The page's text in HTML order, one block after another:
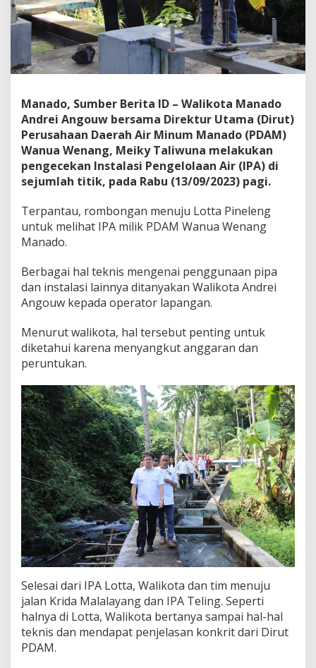
t
a
d
D
r
u
t
P
D
A
M
C
k
I
i
L
o
a
,
i
d
a
d
a
n
T
e
l
i
n
g
Manado, Sumber Berita ID – Walikota Manado
Andrei Angouw bersama Direktur Utama (Dirut)
Perusahaan Daerah Air Minum Manado (PDAM)
Wanua Wenang, Meiky Taliwuna melakukan
pengecekan Instalasi Pengelolaan Air (IPA) di
sejumlah titik, pada Rabu (13/09/2023) pagi.
Terpantau, rombongan menuju Lotta Pineleng
untuk melihat IPA milik PDAM Wanua Wenang
Manado.
Berbagai hal teknis mengenai penggunaan pipa
dan instalasi lainnya ditanyakan Walikota Andrei
Angouw kepada operator lapangan.
Menurut walikota, hal tersebut penting untuk
diketahui karena menyangkut anggaran dan
peruntukan.
Selesai dari IPA Lotta, Walikota dan tim menuju
jalan Krida Malalayang dan IPA Teling. Seperti
halnya di Lotta, Walikota bertanya sampai hal-hal
teknis dan mendapat penjelasan konkrit dari Dirut
PDAM.